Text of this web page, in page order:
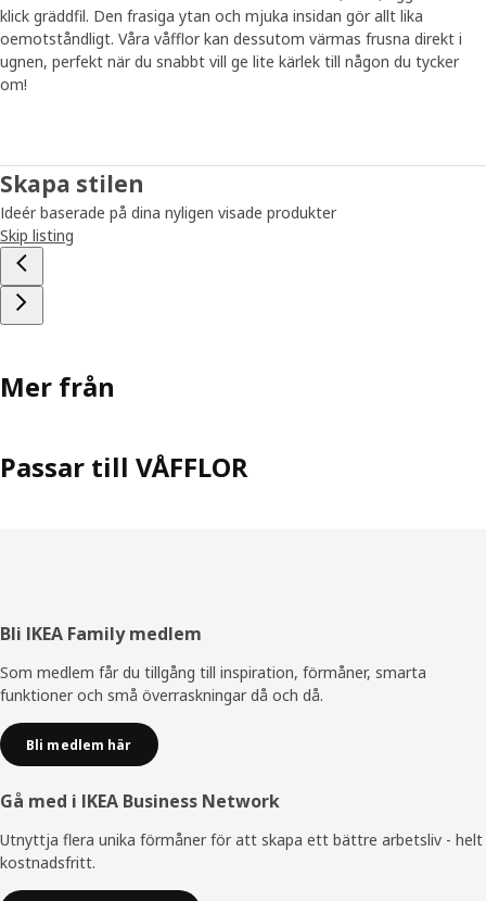
klick gräddfil. Den frasiga ytan och mjuka insidan gör allt lika
oemotståndligt. Våra våfflor kan dessutom värmas frusna direkt i
ugnen, perfekt när du snabbt vill ge lite kärlek till någon du tycker
om!
Skapa stilen
Ideér baserade på dina nyligen visade produkter
Skip listing
Mer från
Passar till VÅFFLOR
Sidfot
Bli IKEA Family medlem
Som medlem får du tillgång till inspiration, förmåner, smarta
funktioner och små överraskningar då och då.
Bli medlem här
Gå med i IKEA Business Network
Utnyttja flera unika förmåner för att skapa ett bättre arbetsliv - helt
kostnadsfritt.